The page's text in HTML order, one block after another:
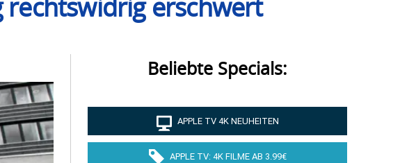
rechtswidrig erschwert
Beliebte Specials:
APPLE TV 4K NEUHEITEN
APPLE TV: 4K FILME AB 3.99€